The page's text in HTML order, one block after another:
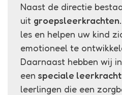
Naast de directie
uit groepsleerkrachten.
les en helpen uw kind
emotioneel te
Daarnaast hebben wij
een speciale leerkracht
leerlingen die een